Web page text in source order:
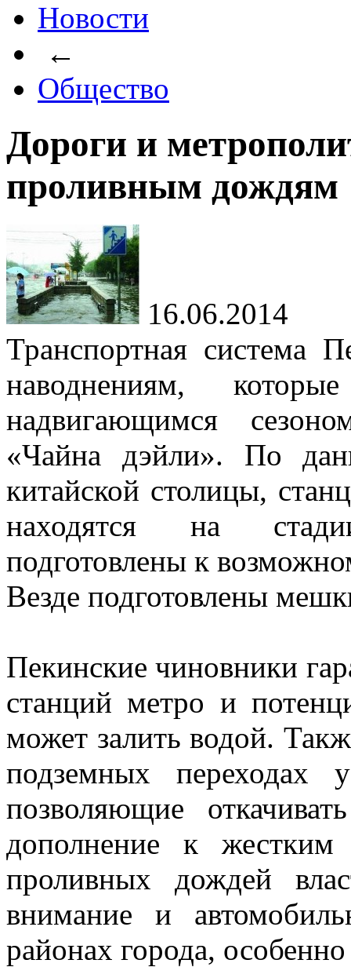
Новости
←
Общество
Дороги и
проливным дождям
16.06.2014
Транспортная система
наводнениям,
надвигающимся
«Чайна дэйли». По
китайской столицы,
находятся на
подготовлены к
Везде подготовлены
Пекинские чиновники
станций метро и
может залить водой.
подземных переходах
позволяющие
дополнение к
проливных дождей
внимание и
районах города,